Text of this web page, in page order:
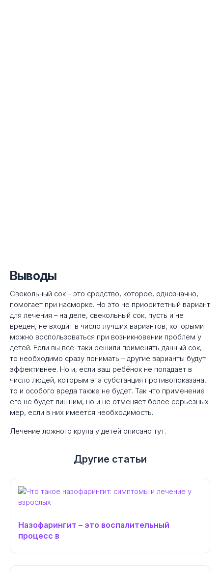
Выводы
Свекольный сок – это средство, которое, однозначно,
помогает при насморке. Но это не приоритетный вариант
для лечения – на деле, свекольный сок, пусть и не
вреден, не входит в число лучших вариантов, которыми
можно воспользоваться при возникновении проблем у
детей. Если вы всё-таки решили применять данный сок,
то необходимо сразу понимать – другие варианты будут
эффективнее. Но и, если ваш ребёнок не попадает в
число людей, которым эта субстанция противопоказана,
то и особого вреда также не будет. Так что применение
его не будет лишним, но и не отменяет более серьёзных
мер, если в них имеется необходимость.
Лечение ложного крупа у детей описано тут.
Другие статьи
Назофарингит – это воспалительный
процесс в